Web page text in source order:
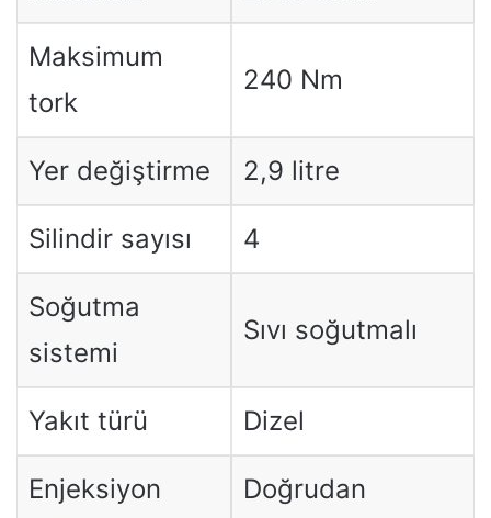
Maksimum
tork
240 Nm
Yer değiştirme 2,9 litre
Silindir sayısı 4
Soğutma
sistemi
Sıvı soğutmalı
Yakıt türü Dizel
Enjeksiyon
Doğrudan